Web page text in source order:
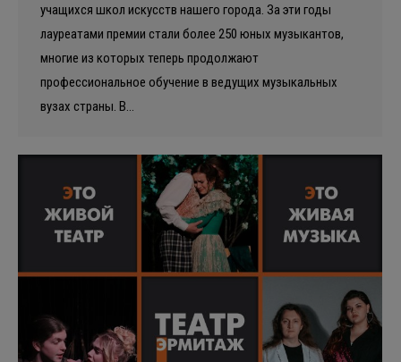
учащихся школ искусств нашего города. За эти годы
лауреатами премии стали более 250 юных музыкантов,
многие из которых теперь продолжают
профессиональное обучение в ведущих музыкальных
вузах страны. В…